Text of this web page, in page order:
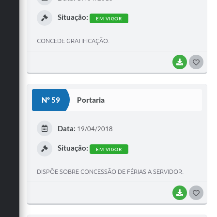
BAIXAR
Situação: EM VIGOR
CONCEDE GRATIFICAÇÃO.
Nº 59 Portaria
BAIXAR
Data: 19/04/2018
Situação: EM VIGOR
DISPÕE SOBRE CONCESSÃO DE FÉRIAS A SERVIDOR.